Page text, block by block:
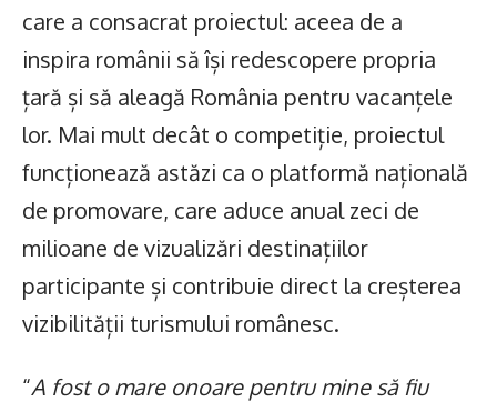
care a consacrat proiectul: aceea de a
inspira românii să își redescopere propria
țară și să aleagă România pentru vacanțele
lor. Mai mult decât o competiție, proiectul
funcționează astăzi ca o platformă națională
de promovare, care aduce anual zeci de
milioane de vizualizări destinațiilor
participante și contribuie direct la creșterea
vizibilității turismului românesc.
“A fost o mare onoare pentru mine să fiu